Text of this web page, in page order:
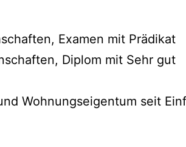
Examen mit Prädikat
Diplom mit Sehr gut
Wohnungseigentum seit